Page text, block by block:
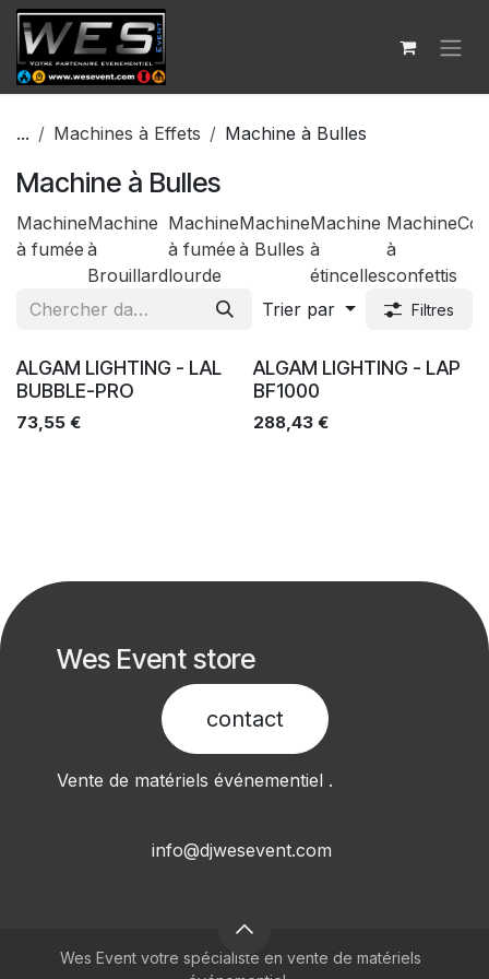
Se rendre au contenu
... Machines à Effets Machine à Bulles
Machine à Bulles
Machine
à fumée
Machine
à
Brouillard
Machine
à fumée
lourde
Machine
à Bulles
Machine
à
étincelles
Machine
à
confettis
Co2
Trier par Filtres
Ventes
ALGAM LIGHTING - LAL
BUBBLE-PRO
73,55 €
Ventes
ALGAM LIGHTING - LAP
BF1000
288,43€
Wes Event store
contact​
Vente de matériels événementiel .
info@djwesevent.com
Wes Event votre spécialiste en vente de matériels